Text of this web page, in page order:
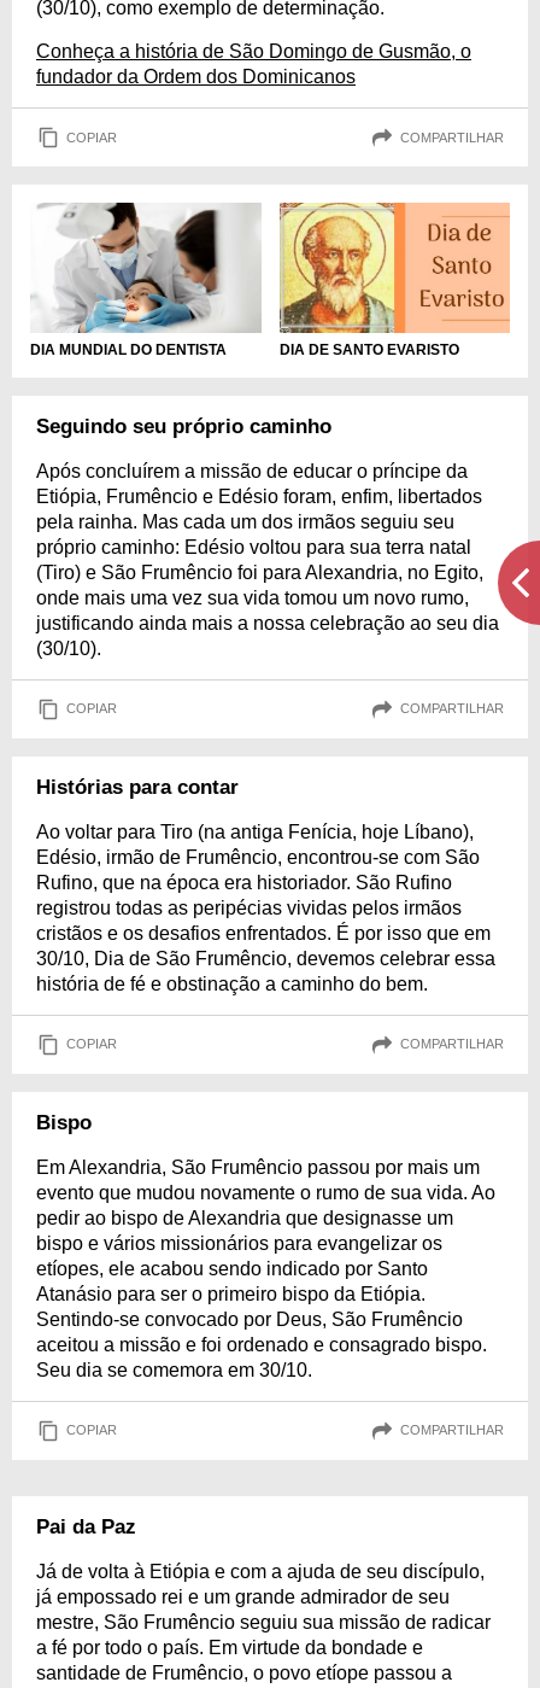
(30/10), como exemplo de determinação.
Conheça a história de São Domingo de Gusmão, o
fundador da Ordem dos Dominicanos
COPIAR COMPARTILHAR
DIA MUNDIAL DO DENTISTA DIA DE SANTO EVARISTO
Seguindo seu próprio caminho
Após concluírem a missão de educar o príncipe da
Etiópia, Frumêncio e Edésio foram, enfim, libertados
pela rainha. Mas cada um dos irmãos seguiu seu
próprio caminho: Edésio voltou para sua terra natal
(Tiro) e São Frumêncio foi para Alexandria, no Egito,
onde mais uma vez sua vida tomou um novo rumo,
justificando ainda mais a nossa celebração ao seu dia
(30/10).
COPIAR COMPARTILHAR
Histórias para contar
Ao voltar para Tiro (na antiga Fenícia, hoje Líbano),
Edésio, irmão de Frumêncio, encontrou-se com São
Rufino, que na época era historiador. São Rufino
registrou todas as peripécias vividas pelos irmãos
cristãos e os desafios enfrentados. É por isso que em
30/10, Dia de São Frumêncio, devemos celebrar essa
história de fé e obstinação a caminho do bem.
COPIAR COMPARTILHAR
Bispo
Em Alexandria, São Frumêncio passou por mais um
evento que mudou novamente o rumo de sua vida. Ao
pedir ao bispo de Alexandria que designasse um
bispo e vários missionários para evangelizar os
etíopes, ele acabou sendo indicado por Santo
Atanásio para ser o primeiro bispo da Etiópia.
Sentindo-se convocado por Deus, São Frumêncio
aceitou a missão e foi ordenado e consagrado bispo.
Seu dia se comemora em 30/10.
COPIAR COMPARTILHAR
Pai da Paz
Já de volta à Etiópia e com a ajuda de seu discípulo,
já empossado rei e um grande admirador de seu
mestre, São Frumêncio seguiu sua missão de radicar
a fé por todo o país. Em virtude da bondade e
santidade de Frumêncio, o povo etíope passou a